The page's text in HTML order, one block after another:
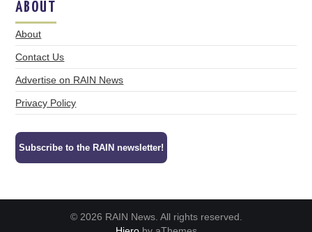
ABOUT
About
Contact Us
Advertise on RAIN News
Privacy Policy
Subscribe to the RAIN newsletter!
© 2026 RAIN News. All rights reserved.